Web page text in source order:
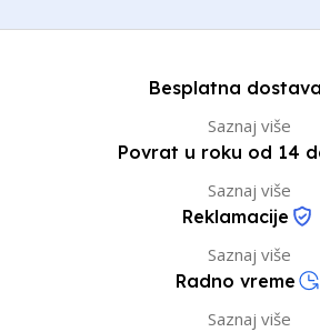
Besplatna dostava
Saznaj više
Povrat u roku od 14
Saznaj više
Reklamacije
Saznaj više
Radno vreme
Saznaj više